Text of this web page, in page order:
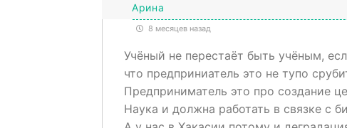
Арина
8 месяцев назад
Учёный не перестаёт быть учёным,
что предприниатель это не тупо
Предприниматель это про создание
Наука и должна работать в связке с